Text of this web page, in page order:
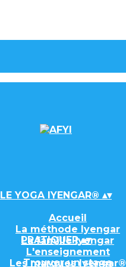
LE YOGA IYENGAR® ▴▾
Accueil
La méthode Iyengar
La famille Iyengar
L'enseignement
Les marques Iyengar®
PRATIQUER▴▾
Trouver un stage